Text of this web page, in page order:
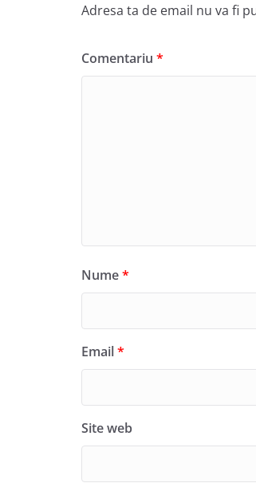
Adresa ta de email nu va fi
Comentariu *
Nume*
Email*
Site web